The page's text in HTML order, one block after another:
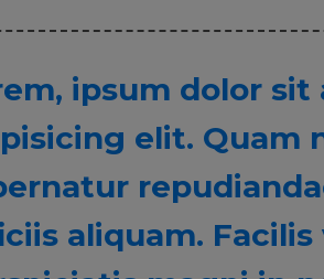
ipsum dolor
elit. Quam
aliquam.